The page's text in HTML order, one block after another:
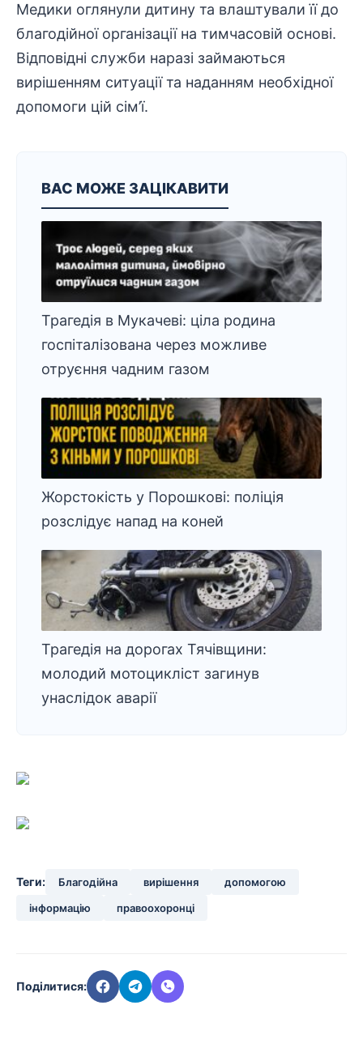
Медики оглянули дитину та влаштували її до
благодійноїорганізації на тимчасовій основі.
Відповідні служби наразі займаються
вирішенням ситуації та наданням необхідної
допомоги цій сім’ї.
ВАС МОЖЕ ЗАЦІКАВИТИ
Трагедія в Мукачеві: ціла родина
госпіталізована через можливе
отруєння чадним газом
Жорстокість у Порошкові: поліція
розслідує напад на коней
Трагедія на дорогах Тячівщини:
молодий мотоцикліст загинув
унаслідок аварії
Теги: Благодійна вирішення
допомогою
інформацію
правоохоронці
Поділитися: